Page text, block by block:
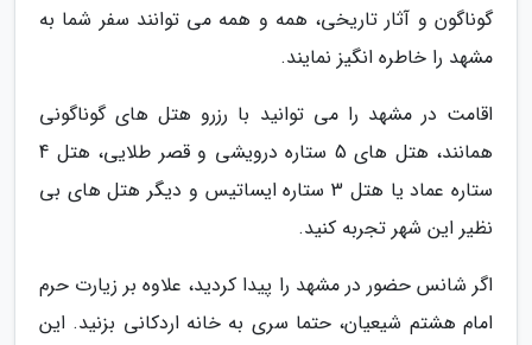
گوناگون و آثار تاریخی، همه و همه می توانند سفر شما به
مشهد را خاطره انگیز نمایند.
اقامت در مشهد را می توانید با رزرو هتل های گوناگونی
همانند، هتل های 5 ستاره درویشی و قصر طلایی، هتل 4
ستاره عماد یا هتل 3 ستاره ایساتیس و دیگر هتل های بی
نظیر این شهر تجربه کنید.
اگر شانس حضور در مشهد را پیدا کردید، علاوه بر زیارت حرم
امام هشتم شیعیان، حتما سری به خانه اردکانی بزنید. این